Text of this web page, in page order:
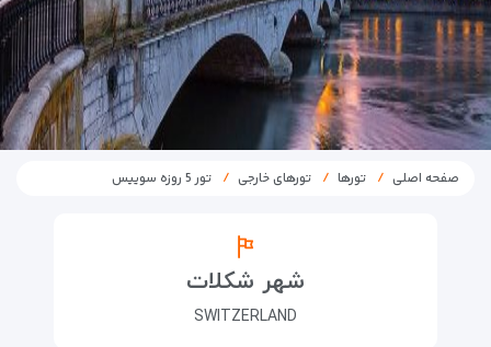
صفحه اصلی تورها تورهای خارجی تور 5 روزه سوییس
شهر شکلات
SWITZERLAND